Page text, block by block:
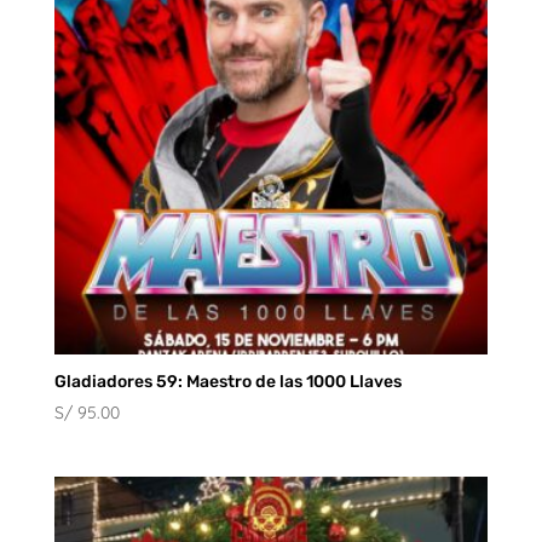
S/ 80.00
Gladiadores 59: Maestro de las 1000 Llaves
S/95.00